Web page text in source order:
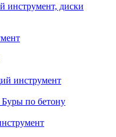
инструмент, диски
инструмент
по бетону